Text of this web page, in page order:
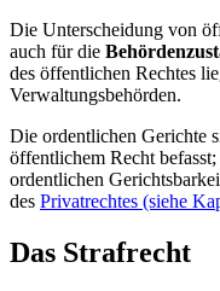
Die Unterscheidung von
auch für die
des öffentlichen Rechtes
Verwaltungsbehörden.
Die ordentlichen Gerichte
öffentlichem Recht
ordentlichen
des Privatrechtes (siehe
Das Strafrecht